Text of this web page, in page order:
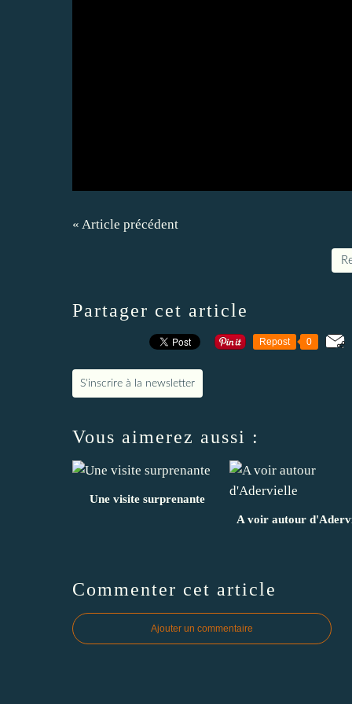
« Article précédent
Partager cet article
Repost 0
S'inscrire à la newsletter
Vous aimerez aussi :
Une visite surprenante
A voir autour
Commenter cet article
Ajouter un commentaire